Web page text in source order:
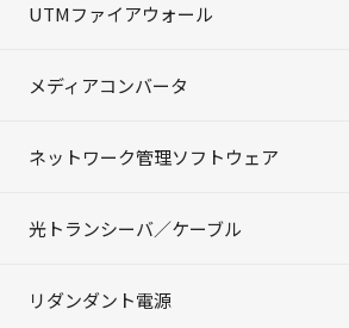
UTMファイアウォール
メディアコンバータ
ネットワーク管理ソフトウェア
光トランシーバ／ケーブル
リダンダント電源